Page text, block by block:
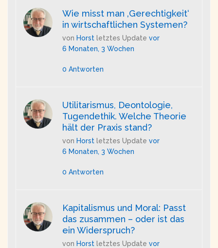
Wie misst man ‚Gerechtigkeit‘
in wirtschaftlichen Systemen?
von Horst letztes Update vor
6 Monaten, 3 Wochen
0 Antworten
Utilitarismus, Deontologie,
Tugendethik. Welche Theorie
hält der Praxis stand?
von Horst letztes Update vor
6 Monaten, 3 Wochen
0 Antworten
Kapitalismus und Moral: Passt
das zusammen – oder ist das
ein Widerspruch?
von Horst letztes Update vor